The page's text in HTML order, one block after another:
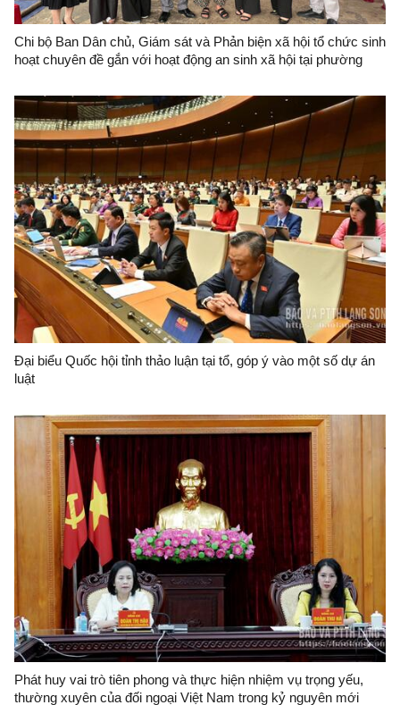
Chi bộ Ban Dân chủ, Giám sát và Phản biện xã hội tổ chức sinh
hoạt chuyên đề gắn với hoạt động an sinh xã hội tại phường
Đại biểu Quốc hội tỉnh thảo luận tại tổ, góp ý vào một số dự án
luật
Phát huy vai trò tiên phong và thực hiện nhiệm vụ trọng yếu,
thường xuyên của đối ngoại Việt Nam trong kỷ nguyên mới